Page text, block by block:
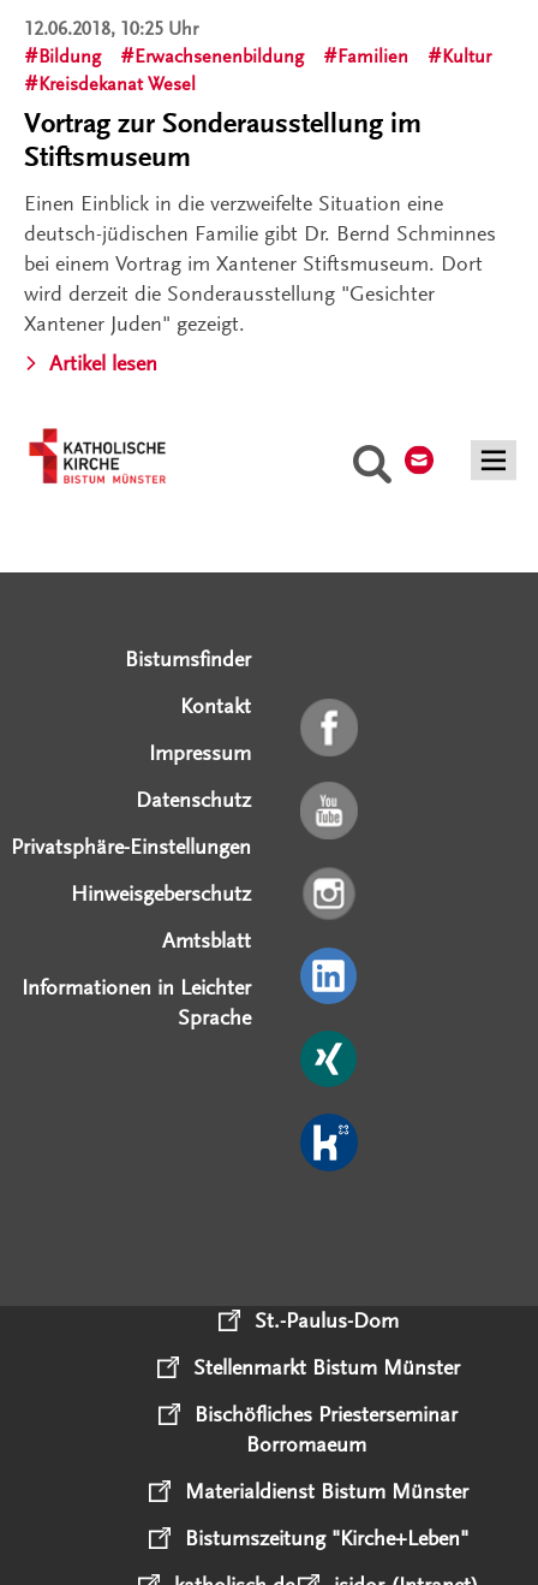
Suche
12.06.2018, 10:25 Uhr
Bildung
Erwachsenenbildung Familien
Kultur
Kreisdekanat Wesel
Vortrag zur Sonderausstellung im
Stiftsmuseum
Einen Einblick in die verzweifelte Situation eine
deutsch-jüdischen Familie gibt Dr. Bernd Schminnes
bei einem Vortrag im Xantener Stiftsmuseum. Dort
wird derzeit die Sonderausstellung "Gesichter
Xantener Juden" gezeigt.
Artikel lesen
Bistumsfinder
Kontakt
Impressum
Datenschutz
Privatsphäre-Einstellungen
Hinweisgeberschutz
Amtsblatt
Informationen in Leichter
Sprache
St.-Paulus-Dom
Stellenmarkt Bistum Münster
Bischöfliches Priesterseminar
Borromaeum
Materialdienst Bistum Münster
Bistumszeitung "Kirche+Leben"